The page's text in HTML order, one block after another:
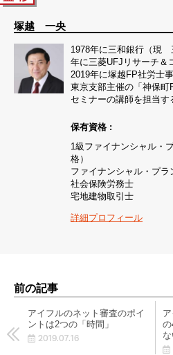
塚越 一央
1978年に三和銀行（現
年に三菱UFJリサーチ＆
2019年に塚越FP社労士
東京支部主催の「神保
セミナーの講師を担当す
保有資格 :
1級ファイナンシャル・
格）
ファイナンシャル・プラ
社会保険労務士
宅地建物取引士
詳細プロフィール
前の記事
アイフルのネット審査のポイ
ントは2つの「時間」
2019.07.16
な